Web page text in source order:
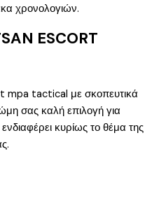
χρονολογιών.
ESCORT
tactical με σκοπευτικά
σας καλή επιλογή για
κυρίως το θέμα της